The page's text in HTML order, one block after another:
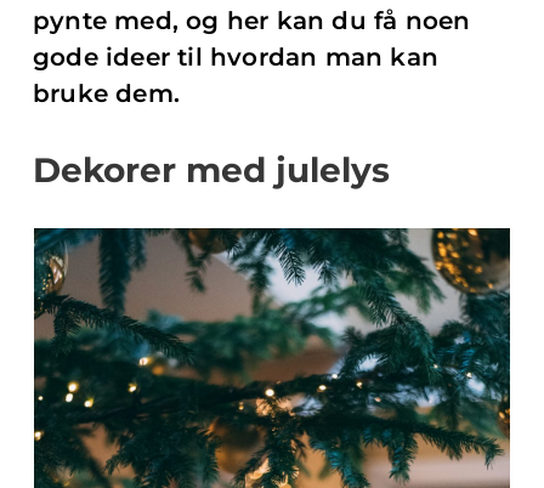
pynte med, og her kan du få noen
gode ideer til hvordan man kan
bruke dem.
Dekorer med julelys